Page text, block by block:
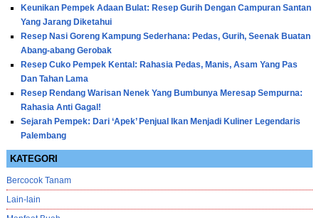
Keunikan Pempek Adaan Bulat: Resep Gurih Dengan Campuran Santan
Yang Jarang Diketahui
Resep Nasi Goreng Kampung Sederhana: Pedas, Gurih, Seenak Buatan
Abang-abang Gerobak
Resep Cuko Pempek Kental: Rahasia Pedas, Manis, Asam Yang Pas
Dan Tahan Lama
Resep Rendang Warisan Nenek Yang Bumbunya Meresap Sempurna:
Rahasia Anti Gagal!
Sejarah Pempek: Dari ‘Apek’ Penjual Ikan Menjadi Kuliner Legendaris
Palembang
KATEGORI
Bercocok Tanam
Lain-lain